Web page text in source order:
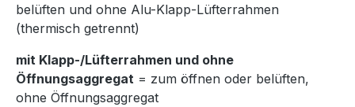
belüften und ohne Alu-Klapp-Lüfterrahmen
(thermisch getrennt)
mit Klapp-/Lüfterrahmen und ohne
Öffnungsaggregat = zum öffnen oder belüften,
ohne Öffnungsaggregat